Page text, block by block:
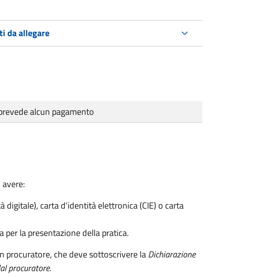
da allegare
alcun pagamento
digitale), carta d’identità elettronica (CIE) o carta
la presentazione della pratica.
procuratore, che deve sottoscrivere laDichiarazione
procuratore.